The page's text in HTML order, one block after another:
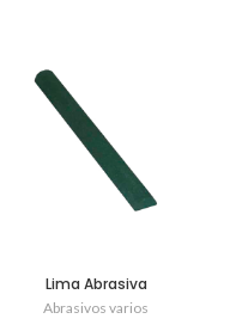
Lima Abrasiva
Abrasivos varios